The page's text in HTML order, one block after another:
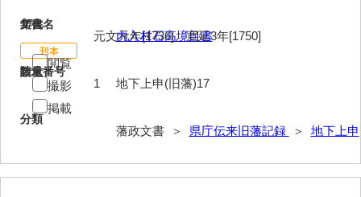
17
文書名
内入村石高境目書
請求番号
地下上申(旧藩)17
分類
藩政文書 ＞ 県庁伝来旧藩記録 ＞ 地下上申
年代
元文元年[1736]、寛延3年[1750]
数量
1
閲覧
撮影
掲載